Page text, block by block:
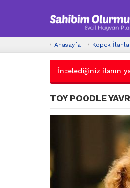
Anasayfa Köpek
İncelediğiniz ilanın
TOY POODLE